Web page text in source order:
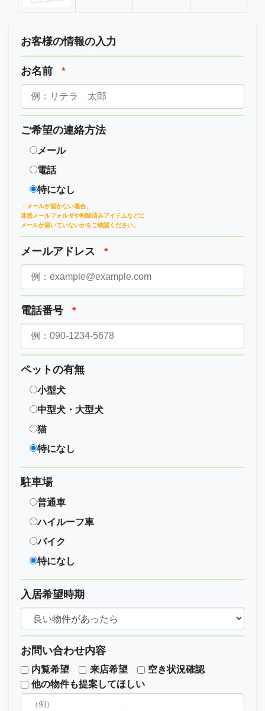
お客様の情報の入力
お名前 *
ご希望の連絡方法
メール
電話
特になし
・メールが届かない場合、
迷惑メールフォルダや削除済みアイテムなどに
メールが届いていないかをご確認ください。
メールアドレス *
電話番号 *
ペットの有無
小型犬
中型犬・大型犬
猫
特になし
駐車場
普通車
ハイルーフ車
バイク
特になし
入居希望時期
お問い合わせ内容
内覧希望 来店希望
空き状況確認
他の物件も提案してほしい